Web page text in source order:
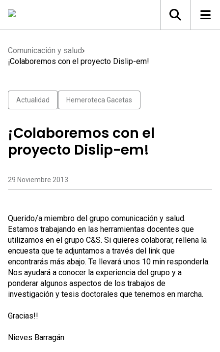
Comunicación y salud
¡Colaboremos con el proyecto Dislip-em!
Actualidad Hemeroteca Gacetas
¡Colaboremos con el
proyecto Dislip-em!
29 Noviembre 2013
Querido/a miembro del grupo comunicación y salud.
Estamos trabajando en las herramientas docentes que
utilizamos en el grupo C&S. Si quieres colaborar, rellena la
encuesta que te adjuntamos a través del link que
encontrarás más abajo. Te llevará unos 10 min responderla.
Nos ayudará a conocer la experiencia del grupo y a
ponderar algunos aspectos de los trabajos de
investigación y tesis doctorales que tenemos en marcha.
Gracias!!
Nieves Barragán